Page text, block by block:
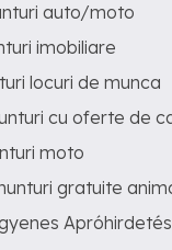
auto/moto
imobiliare
locuri de munca
cu oferte de
moto
gratuite
Apróhirdetés